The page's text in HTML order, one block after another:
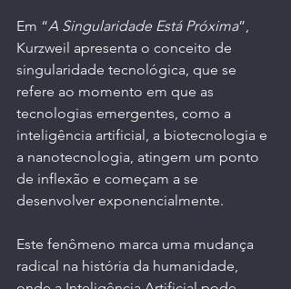
Em “A Singularidade Está Próxima”,
Kurzweil apresenta o conceito de
singularidade tecnológica, que se
refere ao momento em que as
tecnologias emergentes, como a
inteligência artificial, a biotecnologia e
a nanotecnologia, atingem um ponto
de inflexão e começam a se
desenvolver exponencialmente.
Este fenômeno marca uma mudança
radical na história da humanidade,